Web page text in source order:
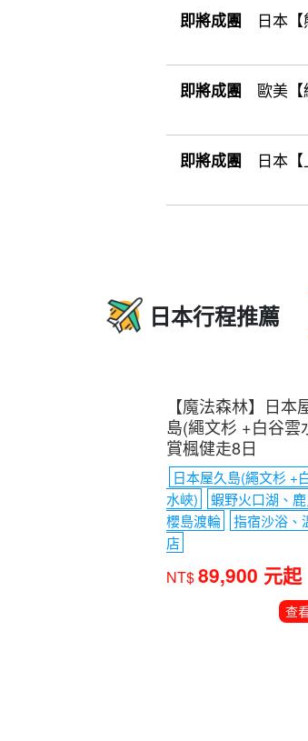
即將成團 日本【
即將成團 歐美【
即將成團 日本【
日本行程推薦
【魔法森林】日本
島(繩文杉 +白谷雲
賞楓健走8日
日本屋久島(繩文杉 +
水峽)
蝦野火口湖、
櫻島渡輪
指宿沙浴、
店
NT$89,900 元起
查